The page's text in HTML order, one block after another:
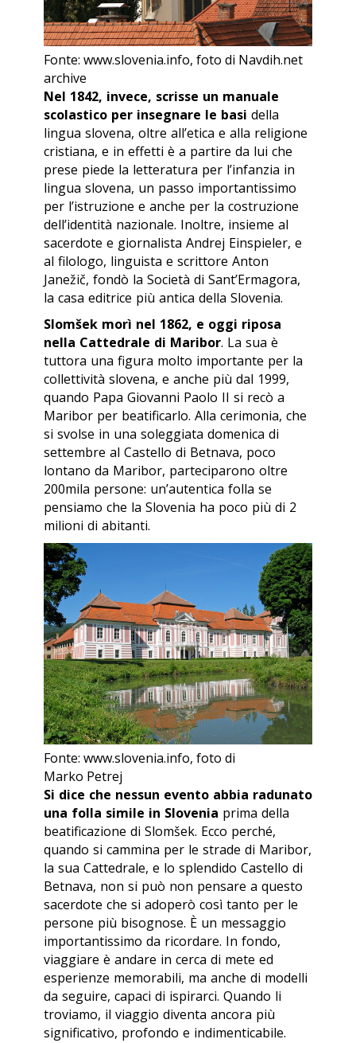
Fonte: www.slovenia.info, foto di Navdih.net
archive
Nel 1842, invece, scrisse un manuale
scolastico per insegnare le basi della
lingua slovena, oltre all’etica e alla religione
cristiana, e in effetti è a partire da lui che
prese piede la letteratura per l’infanzia in
lingua slovena, un passo importantissimo
per l’istruzione e anche per la costruzione
dell’identità nazionale. Inoltre, insieme al
sacerdote e giornalista Andrej Einspieler, e
al filologo, linguista e scrittore Anton
Janežič, fondò la Società di Sant’Ermagora,
la casa editrice più antica della Slovenia.
Slomšek morì nel 1862, e oggi riposa
nella Cattedrale di Maribor. La sua è
tuttora una figura molto importante per la
collettività slovena, e anche più dal 1999,
quando Papa Giovanni Paolo II si recò a
Maribor per beatificarlo. Alla cerimonia, che
si svolse in una soleggiata domenica di
settembre al Castello di Betnava, poco
lontano da Maribor, parteciparono oltre
200mila persone: un’autentica folla se
pensiamo che la Slovenia ha poco più di 2
milioni di abitanti.
Fonte: www.slovenia.info, foto di
Marko Petrej
Si dice che nessun evento abbia radunato
una folla simile in Slovenia prima della
beatificazione di Slomšek. Ecco perché,
quando si cammina per le strade di Maribor,
la sua Cattedrale, e lo splendido Castello di
Betnava, non si può non pensare a questo
sacerdote che si adoperò così tanto per le
persone più bisognose. È un messaggio
importantissimo da ricordare. In fondo,
viaggiare è andare in cerca di mete ed
esperienze memorabili, ma anche di modelli
da seguire, capaci di ispirarci. Quando li
troviamo, il viaggio diventa ancora più
significativo, profondo e indimenticabile.